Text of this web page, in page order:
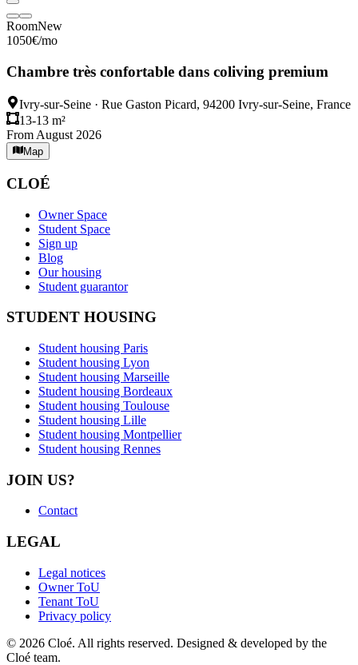
RoomNew
1050€/mo
Chambre très confortable dans coliving premium
Ivry-sur-Seine · Rue Gaston Picard, 94200 Ivry-sur-Seine, France
13-13 m²
From August 2026
Map
CLOÉ
Owner Space
Student Space
Sign up
Blog
Our housing
Student guarantor
STUDENT HOUSING
Student housing Paris
Student housing Lyon
Student housing Marseille
Student housing Bordeaux
Student housing Toulouse
Student housing Lille
Student housing Montpellier
Student housing Rennes
JOIN US?
Contact
LEGAL
Legal notices
Owner ToU
Tenant ToU
Privacy policy
© 2026 Cloé. All rights reserved. Designed & developed by the
Cloé team.